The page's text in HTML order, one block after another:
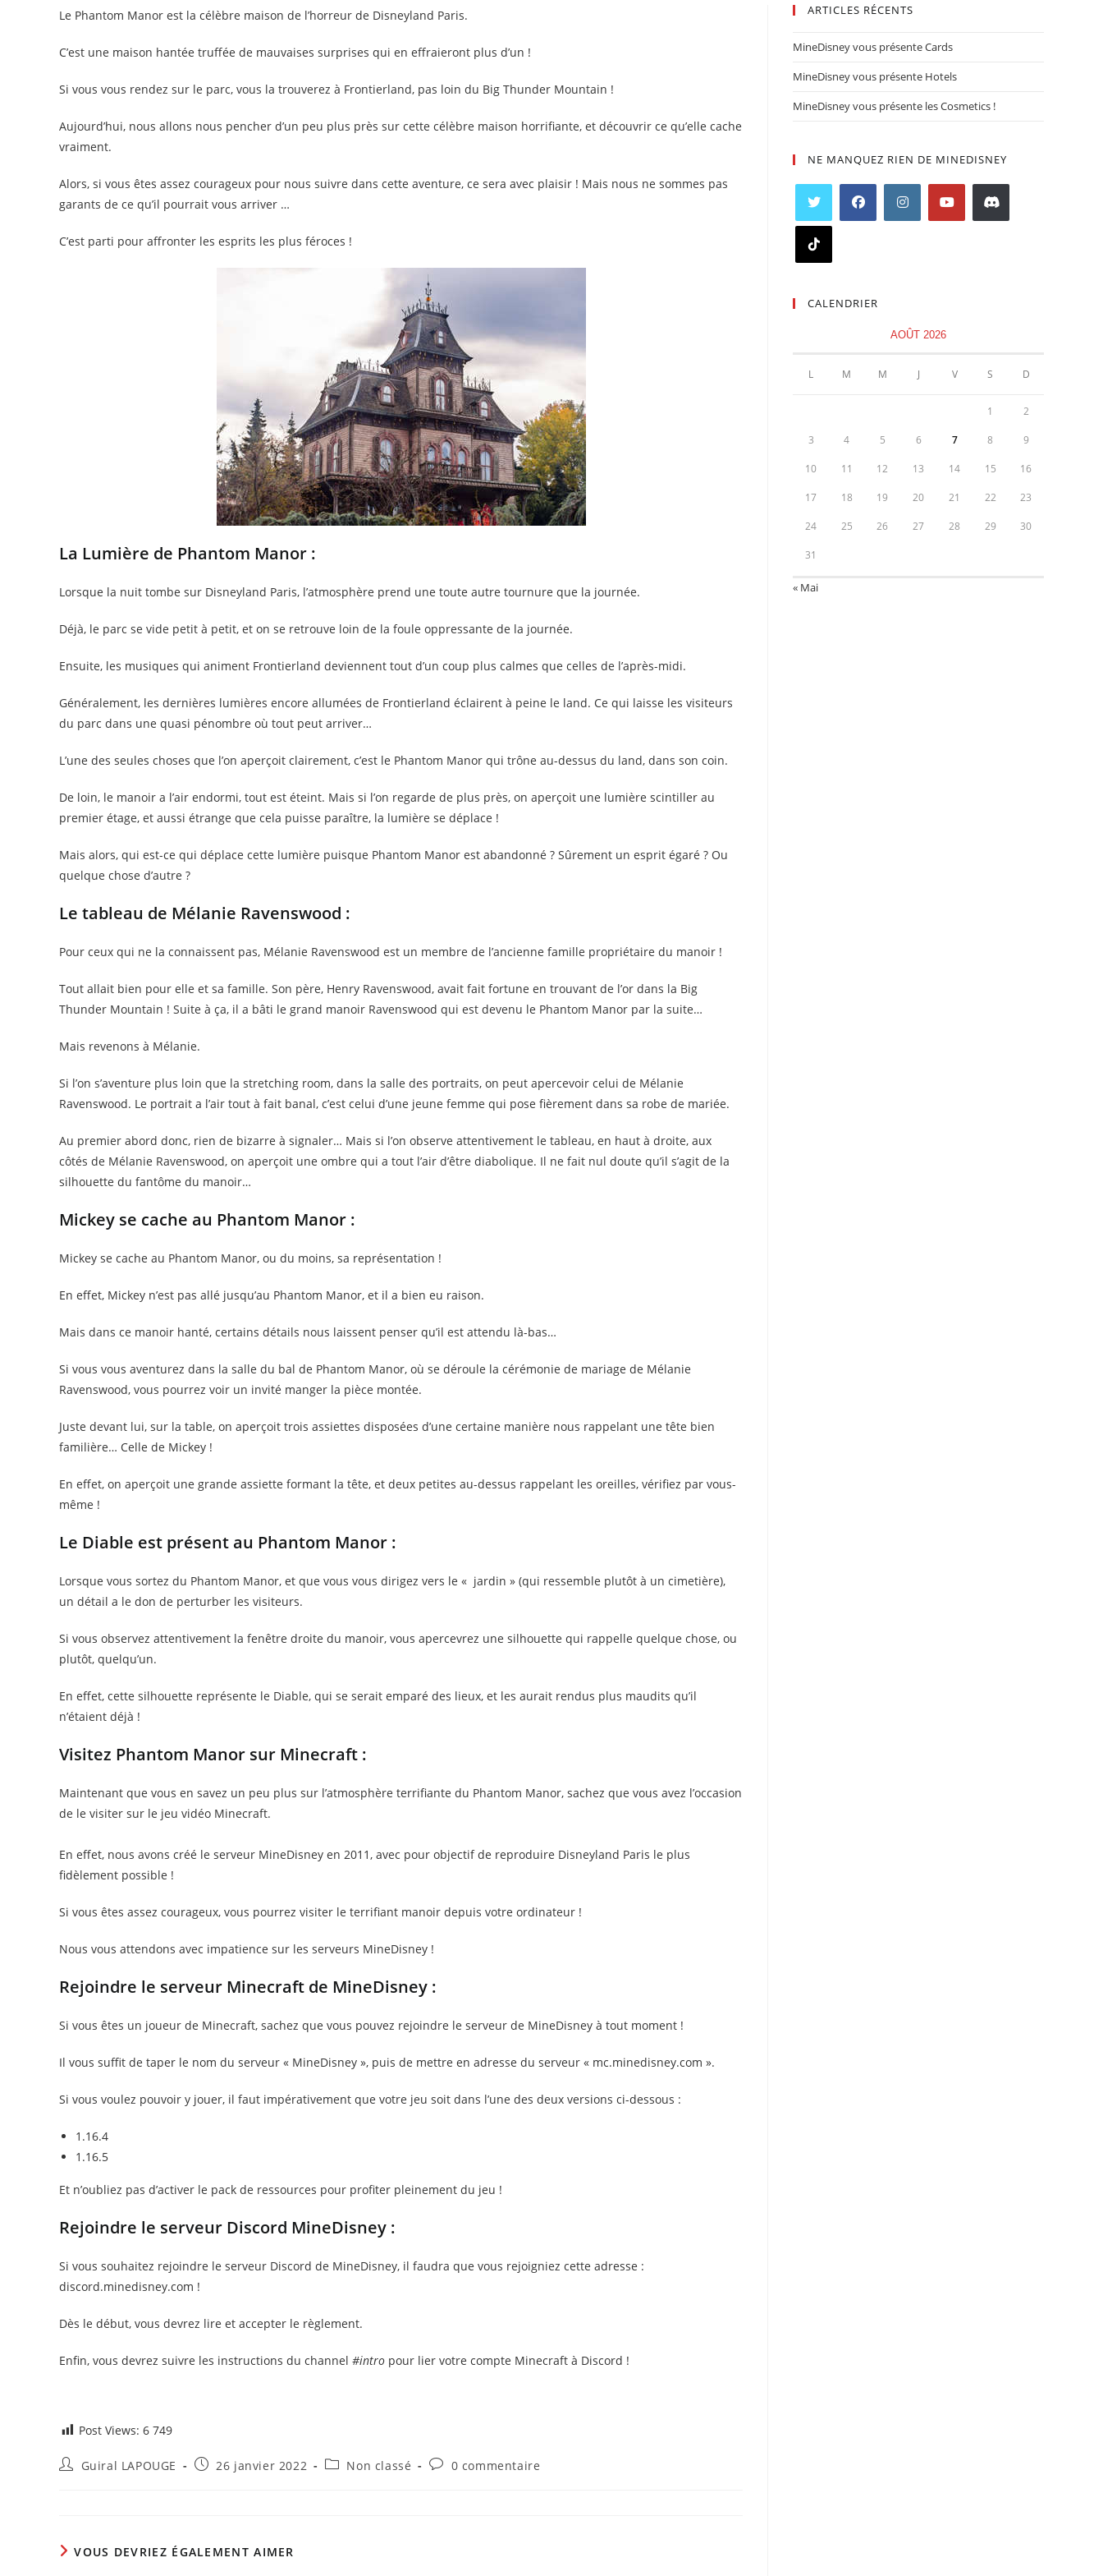
Le Phantom Manor est la célèbre maison de l’horreur de Disneyland Paris.
C’est une maison hantée truffée de mauvaises surprises qui en effraieront plus d’un !
Si vous vous rendez sur le parc, vous la trouverez à Frontierland, pas loin du Big Thunder Mountain !
Aujourd’hui, nous allons nous pencher d’un peu plus près sur cette célèbre maison horrifiante, et découvrir ce qu’elle cache
vraiment.
Alors, si vous êtes assez courageux pour nous suivre dans cette aventure, ce sera avec plaisir ! Mais nous ne sommes pas
garants de ce qu’il pourrait vous arriver …
C’est parti pour affronter les esprits les plus féroces !
La Lumière de Phantom Manor :
Lorsque la nuit tombe sur Disneyland Paris, l’atmosphère prend une toute autre tournure que la journée.
Déjà, le parc se vide petit à petit, et on se retrouve loin de la foule oppressante de la journée.
Ensuite, les musiques qui animent Frontierland deviennent tout d’un coup plus calmes que celles de l’après-midi.
Généralement, les dernières lumières encore allumées de Frontierland éclairent à peine le land. Ce qui laisse les visiteurs
du parc dans une quasi pénombre où tout peut arriver…
L’une des seules choses que l’on aperçoit clairement, c’est le Phantom Manor qui trône au-dessus du land, dans son coin.
De loin, le manoir a l’air endormi, tout est éteint. Mais si l’on regarde de plus près, on aperçoit une lumière scintiller au
premier étage, et aussi étrange que cela puisse paraître, la lumière se déplace !
Mais alors, qui est-ce qui déplace cette lumière puisque Phantom Manor est abandonné ? Sûrement un esprit égaré ? Ou
quelque chose d’autre ?
Le tableau de Mélanie Ravenswood :
Pour ceux qui ne la connaissent pas, Mélanie Ravenswood est un membre de l’ancienne famille propriétaire du manoir !
Tout allait bien pour elle et sa famille. Son père, Henry Ravenswood, avait fait fortune en trouvant de l’or dans la Big
Thunder Mountain ! Suite à ça, il a bâti le grand manoir Ravenswood qui est devenu le Phantom Manor par la suite…
Mais revenons à Mélanie.
Si l’on s’aventure plus loin que la stretching room, dans la salle des portraits, on peut apercevoir celui de Mélanie
Ravenswood. Le portrait a l’air tout à fait banal, c’est celui d’une jeune femme qui pose fièrement dans sa robe de mariée.
Au premier abord donc, rien de bizarre à signaler… Mais si l’on observe attentivement le tableau, en haut à droite, aux
côtés de Mélanie Ravenswood, on aperçoit une ombre qui a tout l’air d’être diabolique. Il ne fait nul doute qu’il s’agit de la
silhouette du fantôme du manoir…
Mickey se cache au Phantom Manor :
Mickey se cache au Phantom Manor, ou du moins, sa représentation !
En effet, Mickey n’est pas allé jusqu’au Phantom Manor, et il a bien eu raison.
Mais dans ce manoir hanté, certains détails nous laissent penser qu’il est attendu là-bas…
Si vous vous aventurez dans la salle du bal de Phantom Manor, où se déroule la cérémonie de mariage de Mélanie
Ravenswood, vous pourrez voir un invité manger la pièce montée.
Juste devant lui, sur la table, on aperçoit trois assiettes disposées d’une certaine manière nous rappelant une tête bien
familière… Celle de Mickey !
En effet, on aperçoit une grande assiette formant la tête, et deux petites au-dessus rappelant les oreilles, vérifiez par vous-
même !
Le Diable est présent au Phantom Manor :
Lorsque vous sortez du Phantom Manor, et que vous vous dirigez vers le « jardin » (qui ressemble plutôt à un cimetière),
un détail a le don de perturber les visiteurs.
Si vous observez attentivement la fenêtre droite du manoir, vous apercevrez une silhouette qui rappelle quelque chose, ou
plutôt, quelqu’un.
En effet, cette silhouette représente le Diable, qui se serait emparé des lieux, et les aurait rendus plus maudits qu’il
n’étaient déjà !
Visitez Phantom Manor sur Minecraft :
Maintenant que vous en savez un peu plus sur l’atmosphère terrifiante du Phantom Manor, sachez que vous avez l’occasion
de le visiter sur le jeu vidéo Minecraft.
En effet, nous avons créé le serveur MineDisney en 2011, avec pour objectif de reproduire Disneyland Paris le plus
fidèlement possible !
Si vous êtes assez courageux, vous pourrez visiter le terrifiant manoir depuis votre ordinateur !
Nous vous attendons avec impatience sur les serveurs MineDisney !
Rejoindre le serveur Minecraft de MineDisney :
Si vous êtes un joueur de Minecraft, sachez que vous pouvez rejoindre le serveur de MineDisney à tout moment !
Il vous suffit de taper le nom du serveur « MineDisney », puis de mettre en adresse du serveur « mc.minedisney.com ».
Si vous voulez pouvoir y jouer, il faut impérativement que votre jeu soit dans l’une des deux versions ci-dessous :
1.16.4
1.16.5
Et n’oubliez pas d’activer le pack de ressources pour profiter pleinement du jeu !
Rejoindre le serveur Discord MineDisney :
Si vous souhaitez rejoindre le serveur Discord de MineDisney, il faudra que vous rejoigniez cette adresse :
discord.minedisney.com !
Dès le début, vous devrez lire et accepter le règlement.
Enfin, vous devrez suivre les instructions du channel #intro pour lier votre compte Minecraft à Discord !
Post Views: 6 749
Auteur/autrice
Guiral LAPOUGE
Publication
26 janvier 2022
PostNon classé
Commentaires
0 commentaire
VOUS DEVRIEZ ÉGALEMENT AIMER
ARTICLES RÉCENTS
MineDisney vous présente Cards
MineDisney vous présente Hotels
MineDisney vous présente les Cosmetics !​
NE MANQUEZ RIEN DE MINEDISNEY
Opens
tab
tab
a
CALENDRIER
AOÛT 2026
L M M J V S D
1 2
3 4 5 6 7 8 9
10 11 12 13 14 15 16
17 18 19 20 21 22 23
24 25 26 27 28 29 30
31
« Mai